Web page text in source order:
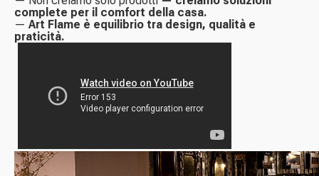
complete per il comfort della casa.
— Art Flame è equilibrio tra design, qualità e
praticità.